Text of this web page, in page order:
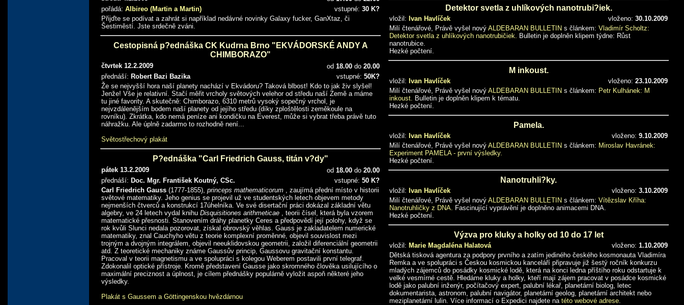
pořádá: Albireo (Martin a Martin) vstupné: 30 K?
Přijďte se podívat a zahrát si například nedávné novinky Galaxy fucker, GanXtaz, či
Šestiměstí. Jste srdečně zváni.
Cestopisná p?ednáška CK Kudrna Brno "EKVÁDORSKÉ ANDY A
CHIMBORAZO"
čtvrtek 12.2.2009 od 18.00 do 20.00
přednáší: Robert Bazi Bazika vstupné: 50K?
Že se nejvyšší hora naší planety nachází v Ekvádoru? Taková blbost! Kdo to jak živ slyšel!
Jenže! Vše je relativní. Stačí měřit vrcholy světových velehor od středu naší Země a máme
tu jiné favority. A skutečně: Chimborazo, 6310 metrů vysoký sopečný vrchol, je
nejvzdálenějším bodem naší planety od jejího středu (díky zploštělosti zeměkoule na
rovníku). Zkrátka, kdo nemá peníze ani kondičku na Everest, může si vybrat třeba právě tuto
náhražku. Ale úplně zadarmo to rozhodně není...
Světostřechový plakát
P?ednáška "Carl Friedrich Gauss, titán v?dy"
pátek 13.2.2009 od 18.00 do 20.00
přednáší: Doc. Mgr. František Koutný, CSc. vstupné: 50 K?
Carl Friedrich Gauss (1777-1855), princeps mathematicorum , zaujímá přední místo v historii
světové matematiky. Jeho genius se projevil už ve studentských letech objevem metody
nejmenších čtverců a konstrukcí 17úhelníka. Ve své disertační práci dokázal základní větu
algebry, ve 24 letech vydal knihu Disquisitiones arithmeticae , teorii čísel, která byla vzorem
matematické přesnosti. Stanovením dráhy planetky Ceres a předpovědí její polohy, když se
rok kvůli Slunci nedala pozorovat, získal obrovský věhlas. Gauss je zakladatelem numerické
matematiky, znal Cauchyho větu z teorie komplexní proměnné, objevil souvislost mezi
trojným a dvojným integrálem, objevil neeuklidovskou geometrii, založil diferenciální geometrii
atd. Z teoretické mechaniky známe Gaussův princip, Gaussovu gravitační konstantu.
Pracoval v teorii magnetismu a ve spolupráci s kolegou Weberem postavili první telegraf.
Zdokonalil optické přístroje. Kromě představení Gausse jako skromného člověka usilujícího o
maximální preciznost a úplnost, je cílem přednášky populárně vyložit aspoň některé jeho
výsledky.
Plakát s Gaussem a Göttingenskou hvězdárnou
Detektor svetla z uhlíkových nanotrubi?iek.
vložil: Ivan Havlíček vloženo: 30.10.2009
Milí čtenářové, Právě vyšel nový ALDEBARAN BULLETIN s článkem: Vladimír Scholtz:
Detektor svetla z uhlíkových nanotrubičiek.
Bulletin je doplněn klipem týdne: Růst
nanotrubice.
Hezké počtení.
M inkoust.
vložil: Ivan Havlíček vloženo: 23.10.2009
Milí čtenářové, Právě vyšel nový ALDEBARAN BULLETIN s článkem: Petr Kulhánek: M
inkoust. Bulletin je doplněn klipem k tématu.
Hezké počtení.
Pamela.
vložil: Ivan Havlíček vloženo: 9.10.2009
Milí čtenářové, Právě vyšel nový ALDEBARAN BULLETIN s článkem: Miroslav Havránek:
Experiment PAMELA - první výsledky.
Hezké počtení.
Nanotruhli?ky.
vložil: Ivan Havlíček vloženo: 3.10.2009
Milí čtenářové, Právě vyšel nový ALDEBARAN BULLETIN s článkem: Vítězslav Kříha:
Nanotruhličky z DNA. Fascinující vyprávění je doplněno animacemi DNA.
Hezké počtení.
Výzva pro kluky a holky od 10 do 17 let
vložil: Marie Magdaléna Halatová vloženo: 1.10.2009
Dětská tisková agentura za podpory prvního a zatím jediného českého kosmonauta Vladimíra
Remka a ve spolupráci s Českou kosmickou kanceláří připravuje již šestý ročník konkurzu
mladých zájemců do posádky kosmické lodě, která na konci ledna příštího roku odstartuje k
velké vesmírné cestě. Hledáme kluky a holky, kteří mají zájem pracovat v posádce kosmické
lodě jako palubní inženýr, počítačový expert, palubní lékař, planetární biolog, letec
dokumentarista, astronom, palubní navigátor, planetární geolog, planetární architekt nebo
meziplanetární lulin. Více informací o Expedici najdete na této webové adrese